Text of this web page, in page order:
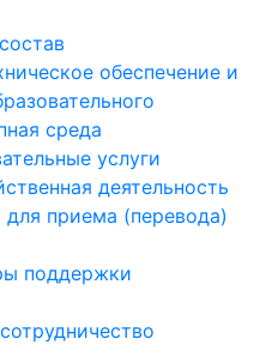
обеспечение и
среда
услуги
деятельность
для приема (перевода)
поддержки